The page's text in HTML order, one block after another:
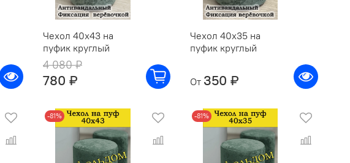
Чехол 40х43 на
пуфик круглый
4 080 ₽
780 ₽
Чехол 40х35 на
пуфик круглый
От 350 ₽
-81% -81%